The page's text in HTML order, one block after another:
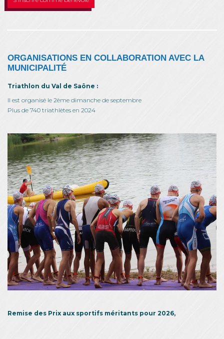
ORGANISATIONS EN COLLABORATION AVEC LA
MUNICIPALITÉ
Triathlon du Val de Saône :
Il est organisé le 2ème dimanche de septembre
Plus de 740 triathlètes en 2024
Remise des Prix aux sportifs méritants pour 2026,